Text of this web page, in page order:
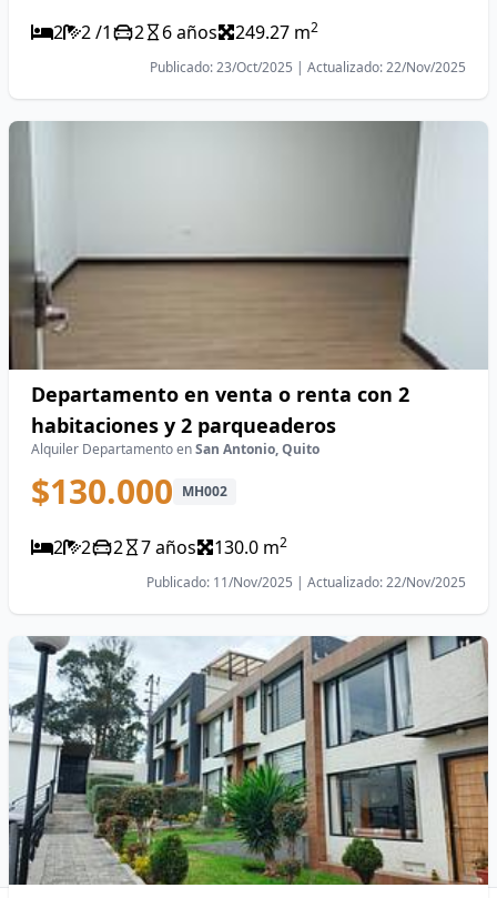
2 2 /1 2 6 años 249.27 m2
Publicado: 23/Oct/2025 | Actualizado: 22/Nov/2025
Departamento en venta o renta con 2
habitaciones y 2 parqueaderos
Alquiler Departamento enSan Antonio, Quito
$130.000 MH002
2 2 2 7 años 130.0 m2
Publicado: 11/Nov/2025 | Actualizado: 22/Nov/2025